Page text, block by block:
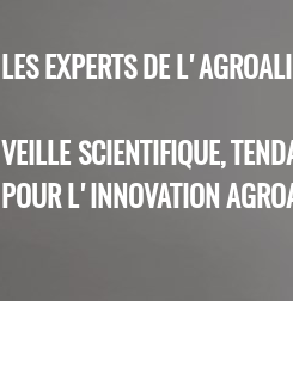
LES EXPERTS DE
VEILLE SCIENTIFIQUE,
POUR L'INNOVATION